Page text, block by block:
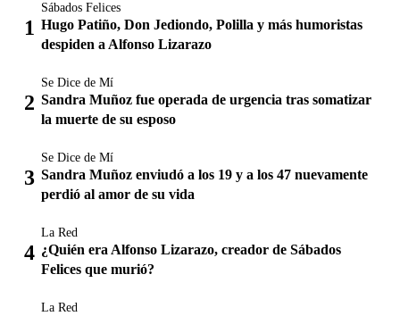
Sábados Felices
Hugo Patiño, Don Jediondo, Polilla y más humoristas
despiden a Alfonso Lizarazo
Se Dice de Mí
Sandra Muñoz fue operada de urgencia tras somatizar
la muerte de su esposo
Se Dice de Mí
Sandra Muñoz enviudó a los 19 y a los 47 nuevamente
perdió al amor de su vida
La Red
¿Quién era Alfonso Lizarazo, creador de Sábados
Felices que murió?
La Red